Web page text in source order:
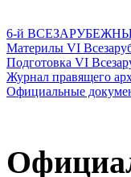
6-й
Материлы VI
Подготовка VI
Журнал правящего
Официальные